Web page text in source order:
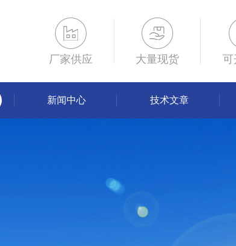
厂家供应 大量现货 可
新闻中心 技术文章